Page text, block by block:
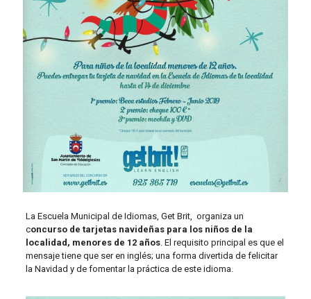
La Escuela Municipal de Idiomas, Get Brit, organiza un
concurso de tarjetas navideñas para los niños de la
localidad, menores de 12 años. El requisito principal es que el
mensaje tiene que ser en inglés; una forma divertida de felicitar
la Navidad y de fomentar la práctica de este idioma.